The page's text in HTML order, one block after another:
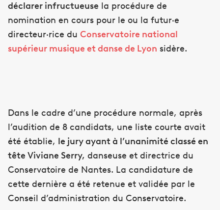
déclarer infructueuse la procédure de
nomination en cours pour le ou la futur·e
directeur·rice du Conservatoire national
supérieur musique et danse de Lyon sidère.
Dans le cadre d’une procédure normale, après
l’audition de 8 candidats, une liste courte avait
été établie, le jury ayant à l’unanimité classé en
tête Viviane Serry, danseuse et directrice du
Conservatoire de Nantes. La candidature de
cette dernière a été retenue et validée par le
Conseil d’administration du Conservatoire.